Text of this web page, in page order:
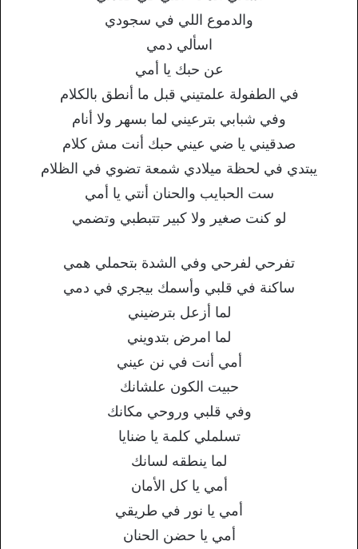
والدموع اللي في سجودي
اسألي دمي
عن حبك يا أمي
في الطفولة علمتيني قبل ما أنطق بالكلام
وفي شبابي بترعيني لما بسهر ولا أنام
صدقيني يا ضي عيني حبك أنت مش كلام
يبتدي في لحظة ميلادي شمعة تضوي في الظلام
ست الحبايب والحنان أنتي يا أمي
لو كنت صغير ولا كبير تتبطبي وتضمي
تفرحي لفرحي وفي الشدة بتحملي همي
ساكنة في قلبي وأسمك بيجري في دمي
لما أزعل بترضيني
لما امرض بتدويني
أمي أنت في نن عيني
حبيت الكون علشانك
وفي قلبي وروحي مكانك
تسلملي كلمة يا ضنايا
لما ينطقه لسانك
أمي يا كل الأمان
أمي يا نور في طريقي
أمي يا حضن الحنان